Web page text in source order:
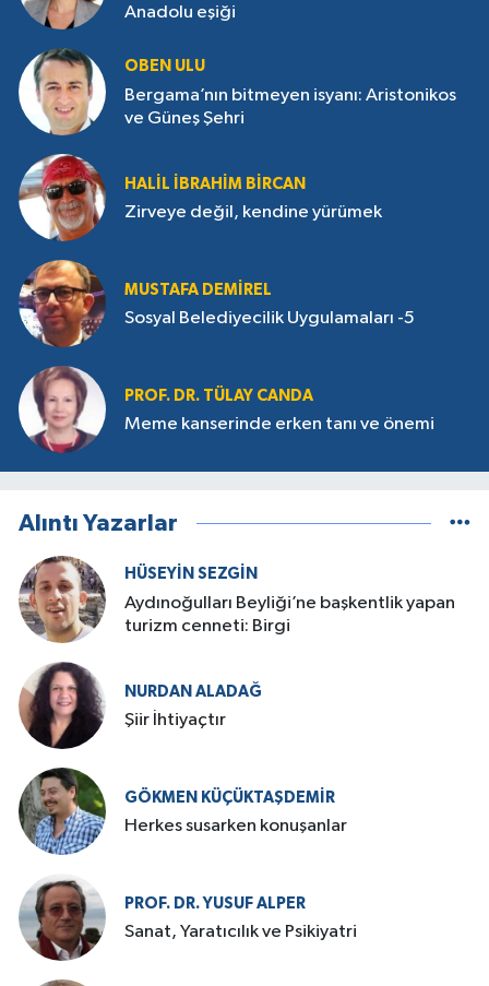
Anadolu eşiği
OBEN ULU
Bergama’nın bitmeyen isyanı: Aristonikos
ve Güneş Şehri
HALIL İBRAHIM BIRCAN
Zirveye değil, kendine yürümek
MUSTAFA DEMIREL
Sosyal Belediyecilik Uygulamaları -5
PROF. DR. TÜLAY CANDA
Meme kanserinde erken tanı ve önemi
Alıntı Yazarlar
HÜSEYIN SEZGIN
Aydınoğulları Beyliği’ne başkentlik yapan
turizm cenneti: Birgi
NURDAN ALADAĞ
Şiir İhtiyaçtır
GÖKMEN KÜÇÜKTAŞDEMIR
Herkes susarken konuşanlar
PROF. DR. YUSUF ALPER
Sanat, Yaratıcılık ve Psikiyatri